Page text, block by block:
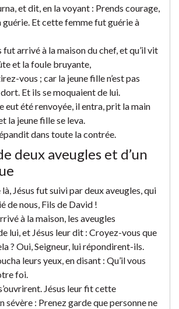
et dit, en la voyant : Prends courage,
guérie. Et cette femme fut guérie à
fut arrivé à la maison du chef, et qu’il vit
et la foule bruyante,
vous ; car la jeune fille n’est pas
Et ils se moquaient de lui.
eut été renvoyée, il entra, prit la main
la jeune fille se leva.
dans toute la contrée.
deux aveugles et d’un
Jésus fut suivi par deux aveugles, qui
de nous, Fils de David !
à la maison, les aveugles
lui, et Jésus leur dit : Croyez-vous que
? Oui, Seigneur, lui répondirent-ils.
leurs yeux, en disant : Qu’il vous
foi.
Jésus leur fit cette
sévère : Prenez garde que personne ne